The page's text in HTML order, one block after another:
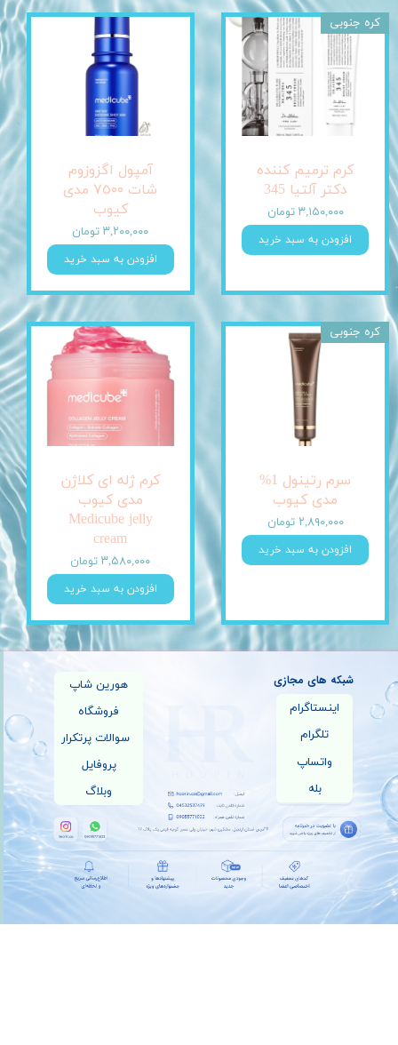
کرم ترمیم کننده
دکتر آلتیا 345
۳,۱۵۰,۰۰۰ تومان
افزودن به سبد خرید
کره جنوبی
آمپول اگزوزوم
شات ٧٥٠٠ مدی
کیوب
۳,۲۰۰,۰۰۰ تومان
افزودن به سبد خرید
سرم رتینول 1%
مدی کیوب
۲,۸۹۰,۰۰۰ تومان
افزودن به سبد خرید
کره جنوبی
کرم ژله ای کلاژن
مدی کیوب
Medicube jelly
cream
۳,۵۸۰,۰۰۰ تومان
افزودن به سبد خرید
هورین شاپ
فروشگاه
سوالات پرتکرار
پروفایل
وبلاگ
اینستاگرام
تلگرام
واتساپ
بله
شبکه های مجازی